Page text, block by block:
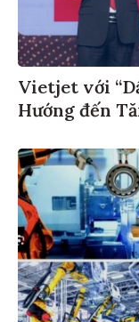
Vietjet với
Hướng đến